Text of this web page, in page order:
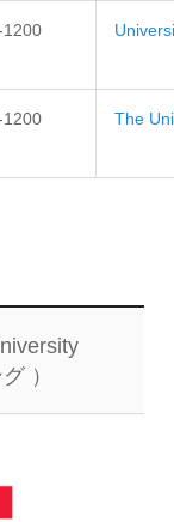
1200
1200 The
）